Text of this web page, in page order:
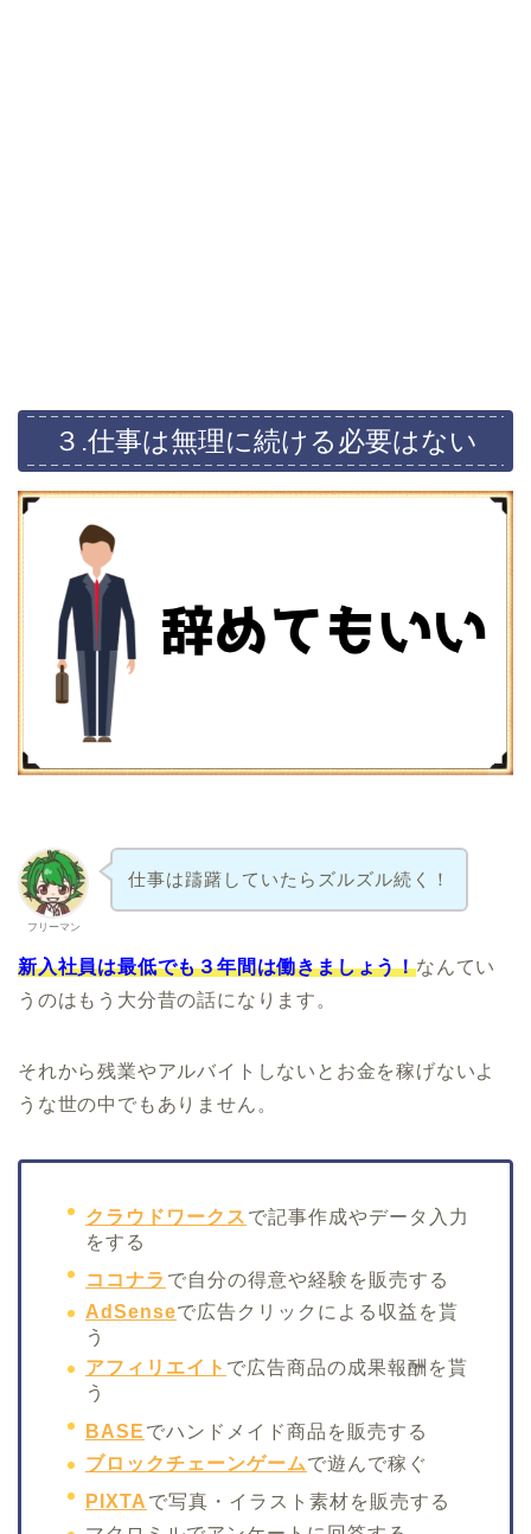
３.仕事は無理に続ける必要はない
フリーマン
仕事は躊躇していたらズルズル続く！
新入社員は最低でも３年間は働きましょう！なんてい
うのはもう大分昔の話になります。
それから残業やアルバイトしないとお金を稼げないよ
うな世の中でもありません。
クラウドワークス で記事作成やデータ入力
をする
ココナラ で自分の得意や経験を販売する
AdSenseで広告クリックによる収益を貰
う
アフィリエイト で広告商品の成果報酬を貰
う
BASE でハンドメイド商品を販売する
ブロックチェーンゲームで遊んで稼ぐ
PIXTA で写真・イラスト素材を販売する